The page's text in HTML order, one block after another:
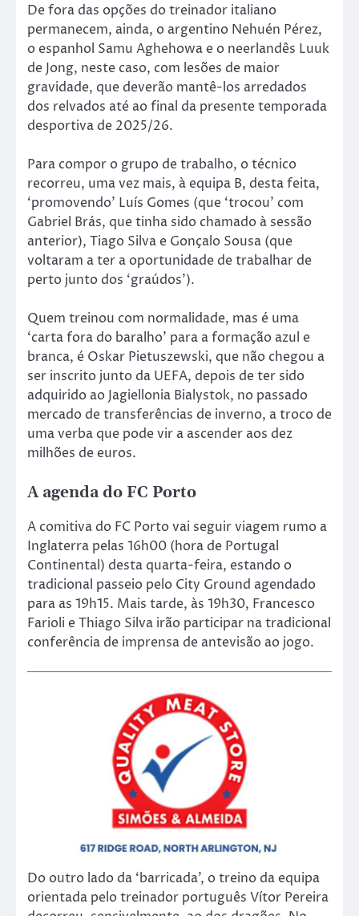
De fora das opções do treinador italiano
permanecem, ainda, o argentino Nehuén Pérez,
o espanhol Samu Aghehowa e o neerlandês Luuk
de Jong, neste caso, com lesões de maior
gravidade, que deverão mantê-los arredados
dos relvados até ao final da presente temporada
desportiva de 2025/26.
Para compor o grupo de trabalho, o técnico
recorreu, uma vez mais, à equipa B, desta feita,
‘promovendo’ Luís Gomes (que ‘trocou’ com
Gabriel Brás, que tinha sido chamado à sessão
anterior), Tiago Silva e Gonçalo Sousa (que
voltaram a ter a oportunidade de trabalhar de
perto junto dos ‘graúdos’).
Quem treinou com normalidade, mas é uma
‘carta fora do baralho’ para a formação azul e
branca, é Oskar Pietuszewski, que não chegou a
ser inscrito junto da UEFA, depois de ter sido
adquirido ao Jagiellonia Bialystok, no passado
mercado de transferências de inverno, a troco de
uma verba que pode vir a ascender aos dez
milhões de euros.
A agenda do FC Porto
A comitiva do FC Porto vai seguir viagem rumo a
Inglaterra pelas 16h00 (hora de Portugal
Continental) desta quarta-feira, estando o
tradicional passeio pelo City Ground agendado
para as 19h15. Mais tarde, às 19h30, Francesco
Farioli e Thiago Silva irão participar na tradicional
conferência de imprensa de antevisão ao jogo.
Do outro lado da ‘barricada’, o treino da equipa
orientada pelo treinador português Vítor Pereira